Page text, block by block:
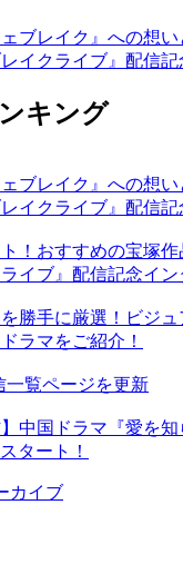
ブレイク』への想い
イクライブ』配信記
キング
ブレイク』への想い
イクライブ』配信記
！おすすめの宝塚
ライブ』配信記念イ
を勝手に厳選！ビジ
ラマをご紹介！
覧ページを更新
中国ドラマ『愛を知
タート！